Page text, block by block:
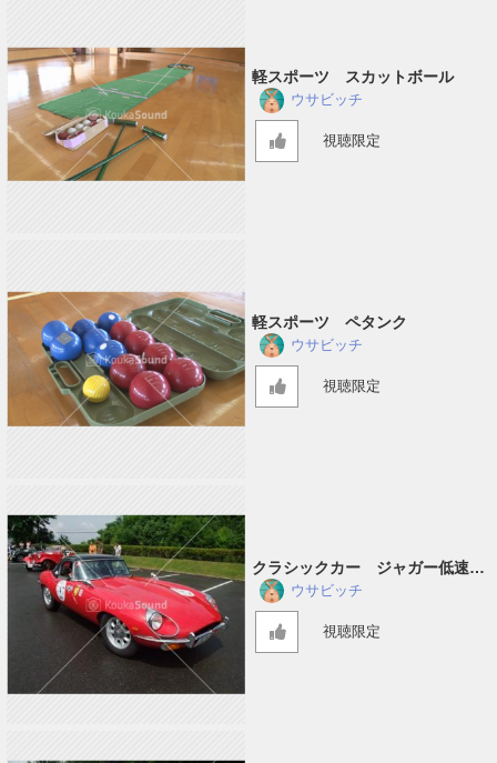
軽スポーツ スカットボール
ウサビッチ
視聴限定
軽スポーツ ペタンク
ウサビッチ
視聴限定
クラシックカー ジャガー低速通
過
ウサビッチ
視聴限定